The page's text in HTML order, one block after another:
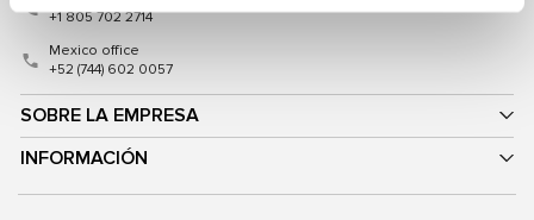
SOBRE LA EMPRESA
INFORMACIÓN
+1 805 702 2714
Mexico office
+52 (744) 602 0057